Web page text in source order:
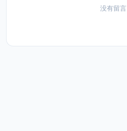
没有留言